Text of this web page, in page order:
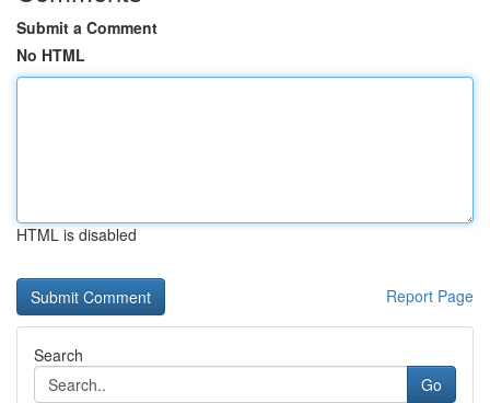
Submit a Comment
No HTML
HTML is disabled
Report Page
Search
Go